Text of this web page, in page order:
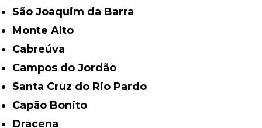
São Joaquim da Barra
Monte Alto
Cabreúva
Campos do Jordão
Santa Cruz do Rio Pardo
Capão Bonito
Dracena